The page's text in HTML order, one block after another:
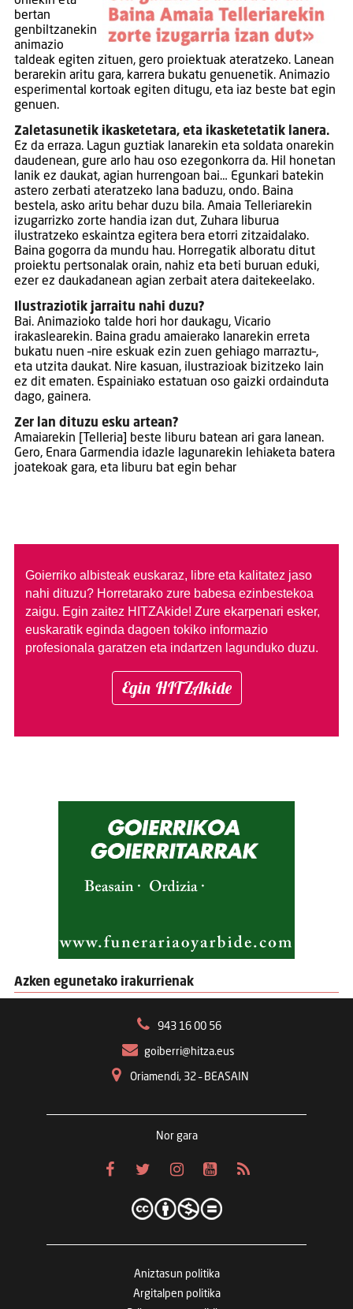
bertan
genbiltzanekin
animazio
taldeak egiten zituen, gero proiektuak ateratzeko. Lanean
berarekin aritu gara, karrera bukatu genuenetik. Animazio
esperimental kortoak egiten ditugu, eta iaz beste bat egin
genuen.
Zaletasunetik ikasketetara, eta ikasketetatik lanera.
Ez da erraza. Lagun guztiak lanarekin eta soldata onarekin
daudenean, gure arlo hau oso ezegonkorra da. Hil honetan
lanik ez daukat, agian hurrengoan bai… Egunkari batekin
astero zerbati ateratzeko lana baduzu, ondo. Baina
bestela, asko aritu behar duzu bila. Amaia Telleriarekin
izugarrizko zorte handia izan dut, Zuhara liburua
ilustratzeko eskaintza egitera bera etorri zitzaidalako.
Baina gogorra da mundu hau. Horregatik alboratu ditut
proiektu pertsonalak orain, nahiz eta beti buruan eduki,
ezer ez daukadanean agian zerbait atera daitekeelako.
Ilustraziotik jarraitu nahi duzu?
Bai. Animazioko talde hori hor daukagu, Vicario
irakaslearekin. Baina gradu amaierako lanarekin erreta
bukatu nuen –nire eskuak ezin zuen gehiago marraztu–,
eta utzita daukat. Nire kasuan, ilustrazioak bizitzeko lain
ez dit ematen. Espainiako estatuan oso gaizki ordainduta
dago, gainera.
Zer lan dituzu esku artean?
Amaiarekin [Telleria] beste liburu batean ari gara lanean.
Gero, Enara Garmendia idazle lagunarekin lehiaketa batera
joatekoak gara, eta liburu bat egin behar
Goierriko albisteak euskaraz, libre eta kalitatez jaso
nahi dituzu? Horretarako zure babesa ezinbestekoa
zaigu. Egin zaitez HITZAkide! Zure ekarpenari esker,
euskaratik eginda dagoen tokiko informazio
profesionala garatzen eta indartzen lagunduko duzu.
Egin HITZAkide
Azken egunetako irakurrienak
943 16 00 56
goiberri@hitza.eus
Oriamendi, 32 – BEASAIN
Nor gara
Aniztasun politika
Argitalpen politika